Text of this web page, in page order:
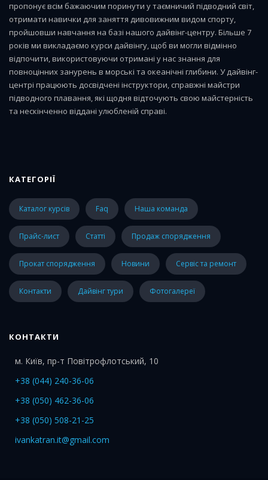
пропонує всім бажаючим поринути у таємничий підводний світ,
отримати навички для заняття дивовижним видом спорту,
пройшовши навчання на базі нашого дайвінг-центру. Більше 7
років ми викладаємо курси дайвінгу, щоб ви могли відмінно
відпочити, використовуючи отримані у нас знання для
повноцінних занурень в морські та океанічні глибини. У дайвінг-
центрі працюють досвідчені інструктори, справжні майстри
підводного плавання, які щодня відточують свою майстерність
та нескінченно віддані улюбленій справі.
КАТЕГОРІЇ
каталог курсів faq наша команда
прайс-лист статті Продаж спорядження
Прокат спорядження Новини Сервіс та ремонт
Контакти Дайвінг тури Фотогалереї
КОНТАКТИ
м. Київ, пр-т Повітрофлотський, 10
+38 (044) 240-36-06
+38 (050) 462-36-06
+38 (050) 508-21-25
ivankatran.it@gmail.com